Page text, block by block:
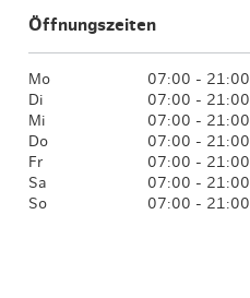
Öffnungszeiten
Mo
07:00 - 21:00
Di
07:00 - 21:00
Mi
07:00 - 21:00
Do
07:00 - 21:00
Fr
07:00 - 21:00
Sa
07:00 - 21:00
So
07:00 - 21:00